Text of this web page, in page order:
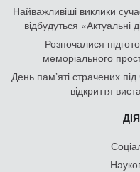
Найважливіші виклики
відбудуться
Розпочалися
меморіального
День памʼяті страчених
відкриття